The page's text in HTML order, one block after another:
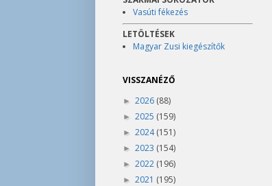
Vasúti fékezés
LETÖLTÉSEK
Magyar Zusi kiegészítők
VISSZANÉZŐ
► 2026 (88)
► 2025 (159)
► 2024(151)
► 2023 (154)
► 2022 (196)
► 2021 (195)